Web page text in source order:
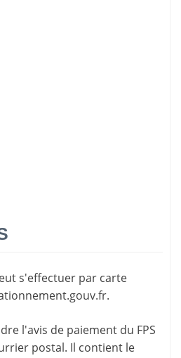
s'effectuer par carte
.
l'avis de paiement du FPS
postal. Il contient le